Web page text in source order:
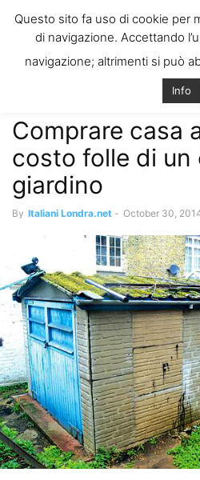
Il blog degli Italiani
Home Come trovare casa
Comprare casa
costo folle di un
giardino
By Italiani Londra.net - October 30,
Questo sito fa uso di cookie per
di navigazione. Accettando
navigazione; altrimenti si può
Info